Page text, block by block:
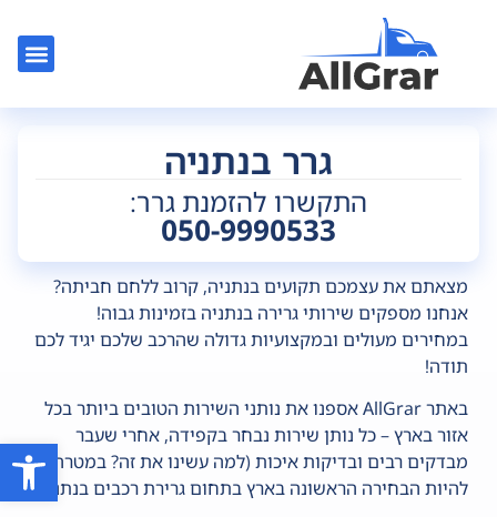
גרר בנתניה
התקשרו להזמנת גרר:
050-9990533
מצאתם את עצמכם תקועים בנתניה, קרוב ללחם חביתה?
אנחנו מספקים שירותי גרירה בנתניה בזמינות גבוה!
במחירים מעולים ובמקצועיות גדולה שהרכב שלכם יגיד לכם
תודה!
באתר AllGrar אספנו את נותני השירות הטובים ביותר בכל
אזור בארץ – כל נותן שירות נבחר בקפידה, אחרי שעבר
מבדקים רבים ובדיקות איכות (למה עשינו את זה? במטרה
להיות הבחירה הראשונה בארץ בתחום גרירת רכבים בנתניה)
פתח